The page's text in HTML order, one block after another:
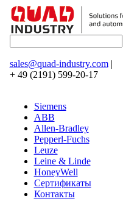
sales@quad-industry.com|
+ 49 (2191) 599-20-17
Siemens
ABB
Allen-Bradley
Pepperl-Fuchs
Leuze
Leine & Linde
HoneyWell
Сертификаты
Контакты